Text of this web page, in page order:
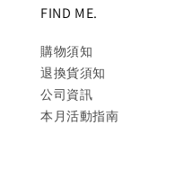
FIND ME.
購物須知
退換貨須知
公司資訊
本月活動指南